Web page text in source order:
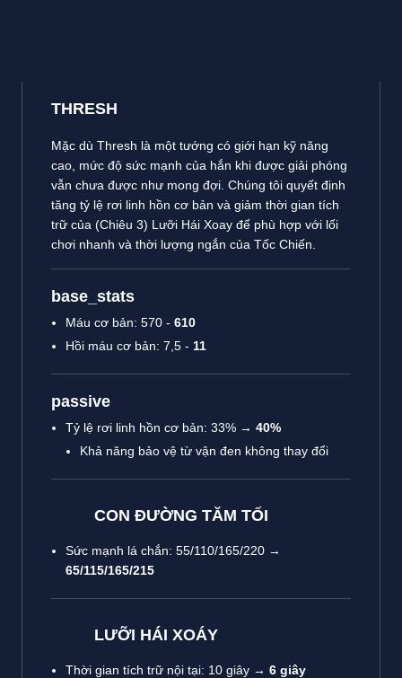
THRESH
Mặc dù Thresh là một tướng có giới hạn kỹ năng
cao, mức độ sức mạnh của hắn khi được giải phóng
vẫn chưa được như mong đợi. Chúng tôi quyết định
tăng tỷ lệ rơi linh hồn cơ bản và giảm thời gian tích
trữ của (Chiêu 3) Lưỡi Hái Xoay để phù hợp với lối
chơi nhanh và thời lượng ngắn của Tốc Chiến.
base_stats
Máu cơ bản: 570 - 610
Hồi máu cơ bản: 7,5 - 11
passive
Tỷ lệ rơi linh hồn cơ bản: 33% → 40%
Khả năng bảo vệ từ vận đen không thay đổi
CON ĐƯỜNG TĂM TỐI
Sức mạnh lá chắn: 55/110/165/220 →
65/115/165/215
LƯỠI HÁI XOÁY
Thời gian tích trữ nội tại: 10 giây → 6 giây